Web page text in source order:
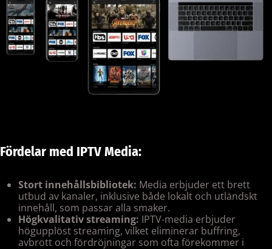
Fördelar med IPTV Media:
Stort innehållsbibliotek: Media erbjuder ett brett
utbud av kanaler, inklusive både lokalt och utländskt
innehåll, som passar alla smaker.
Högkvalitativ streaming: IPTV-media erbjuder
högupplöst streaming, vilket eliminerar buffring,
avbrott och fördröjningar som ofta förekommer i